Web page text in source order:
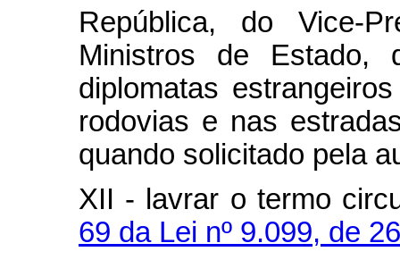
República, do Vice-
Ministros de Estado,
diplomatas
rodovias e nas
quando solicitado pela
XII - lavrar o termo
69 da Lei nº 9.099, de